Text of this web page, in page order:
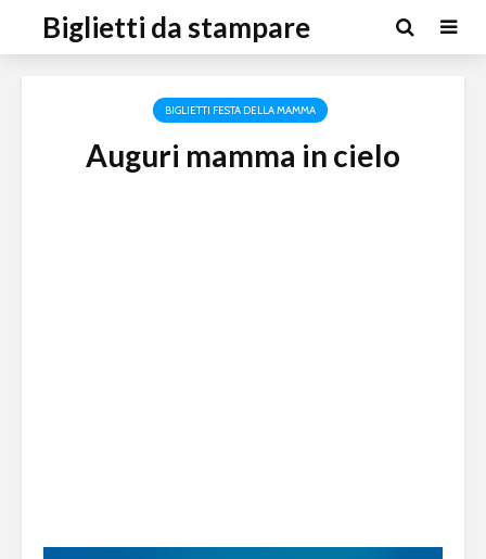
Biglietti da stampare
BIGLIETTI FESTA DELLA MAMMA
Auguri mamma in cielo